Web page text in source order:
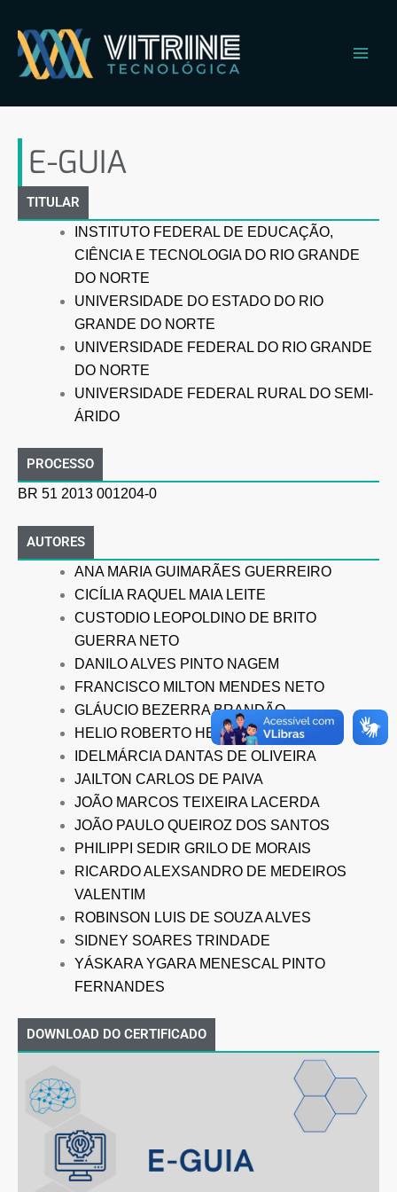
para
conteúdo
E-GUIA
TITULAR
INSTITUTO FEDERAL DE EDUCAÇÃO,
CIÊNCIA E TECNOLOGIA DO RIO GRANDE
DO NORTE
UNIVERSIDADE DO ESTADO DO RIO
GRANDE DO NORTE
UNIVERSIDADE FEDERAL DO RIO GRANDE
DO NORTE
UNIVERSIDADE FEDERAL RURAL DO SEMI-
ÁRIDO
PROCESSO
BR 51 2013 001204-0
AUTORES
ANA MARIA GUIMARÃES GUERREIRO
CICÍLIA RAQUEL MAIA LEITE
CUSTODIO LEOPOLDINO DE BRITO
GUERRA NETO
DANILO ALVES PINTO NAGEM
FRANCISCO MILTON MENDES NETO
GLÁUCIO BEZERRA BRANDÃO
HELIO ROBERTO HEKIS
IDELMÁRCIA DANTAS DE OLIVEIRA
JAILTON CARLOS DE PAIVA
JOÃO MARCOS TEIXEIRA LACERDA
JOÃO PAULO QUEIROZ DOS SANTOS
PHILIPPI SEDIR GRILO DE MORAIS
RICARDO ALEXSANDRO DE MEDEIROS
VALENTIM
ROBINSON LUIS DE SOUZA ALVES
SIDNEY SOARES TRINDADE
YÁSKARA YGARA MENESCAL PINTO
FERNANDES
DOWNLOAD DO CERTIFICADO